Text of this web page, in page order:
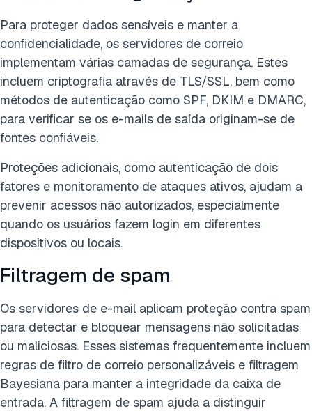
Para proteger dados sensíveis e manter a
confidencialidade, os servidores de correio
implementam várias camadas de segurança. Estes
incluem criptografia através de TLS/SSL, bem como
métodos de autenticação como SPF, DKIM e DMARC,
para verificar se os e-mails de saída originam-se de
fontes confiáveis.
Proteções adicionais, como autenticação de dois
fatores e monitoramento de ataques ativos, ajudam a
prevenir acessos não autorizados, especialmente
quando os usuários fazem login em diferentes
dispositivos ou locais.
Filtragem de spam
Os servidores de e-mail aplicam proteção contra spam
para detectar e bloquear mensagens não solicitadas
ou maliciosas. Esses sistemas frequentemente incluem
regras de filtro de correio personalizáveis e filtragem
Bayesiana para manter a integridade da caixa de
entrada. A filtragem de spam ajuda a distinguir